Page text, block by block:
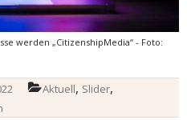
werden „CitizenshipMedia“ - Foto:
Aktuell, Slider,